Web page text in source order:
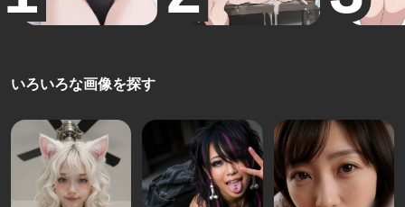
いろいろな画像を探す